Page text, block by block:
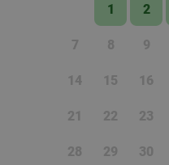
Morgen Wo
Do
1 2
7 8 9
14 15 16
21 22 23
28 29 30